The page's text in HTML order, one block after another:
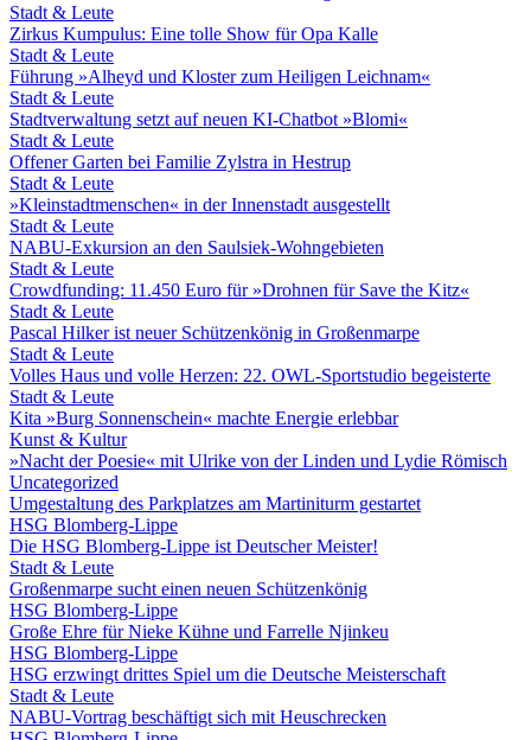
Stadt & Leute
Zirkus Kumpulus: Eine tolle Show für Opa Kalle
Stadt & Leute
Führung »Alheyd und Kloster zum Heiligen Leichnam«
Stadt & Leute
Stadtverwaltung setzt auf neuen KI-Chatbot »Blomi«
Stadt & Leute
Offener Garten bei Familie Zylstra in Hestrup
Stadt & Leute
»Kleinstadtmenschen« in der Innenstadt ausgestellt
Stadt & Leute
NABU-Exkursion an den Saulsiek-Wohngebieten
Stadt & Leute
Crowdfunding: 11.450 Euro für »Drohnen für Save the Kitz«
Stadt & Leute
Pascal Hilker ist neuer Schützenkönig in Großenmarpe
Stadt & Leute
Volles Haus und volle Herzen: 22. OWL-Sportstudio begeisterte
Stadt & Leute
Kita »Burg Sonnenschein« machte Energie erlebbar
Kunst & Kultur
»Nacht der Poesie« mit Ulrike von der Linden und Lydie Römisch
Uncategorized
Umgestaltung des Parkplatzes am Martiniturm gestartet
HSG Blomberg-Lippe
Die HSG Blomberg-Lippe ist Deutscher Meister!
Stadt & Leute
Großenmarpe sucht einen neuen Schützenkönig
HSG Blomberg-Lippe
Große Ehre für Nieke Kühne und Farrelle Njinkeu
HSG Blomberg-Lippe
HSG erzwingt drittes Spiel um die Deutsche Meisterschaft
Stadt & Leute
NABU-Vortrag beschäftigt sich mit Heuschrecken